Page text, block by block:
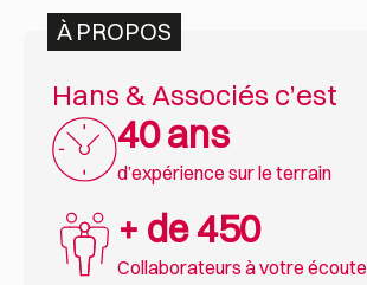
À PROPOS
Hans & Associés c’est
40 ans
d’expérience sur le terrain
+ de 450
Collaborateurs à votre écoute